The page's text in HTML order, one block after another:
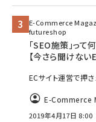
E-Commerce
futureshop
「SEO施策」って
【今さら聞けない
ECサイト運営で押さ
E-Commerce
2019年4月17日 8:00